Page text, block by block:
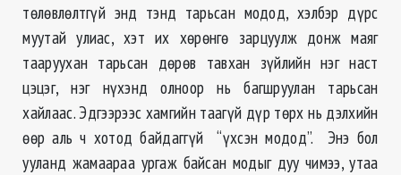
төлөвлөлтгүй энд тэнд тарьсан модод, хэлбэр дүрс
муутай улиас, хэт их хөрөнгө зарцуулж донж маяг
тааруухан тарьсан дөрөв тавхан зүйлийн нэг наст
цэцэг, нэг нүхэнд олноор нь багшруулан тарьсан
хайлаас. Эдгээрээс хамгийн таагүй дүр төрх нь дэлхийн
өөр аль ч хотод байдаггүй “үхсэн модод”. Энэ бол
ууланд жамаараа ургаж байсан модыг дуу чимээ, утаа